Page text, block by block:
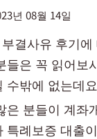
년 08월 14일
결사유 후기
은 꼭 읽어보
수밖에 없는데
분들이 계좌
례보증 대출